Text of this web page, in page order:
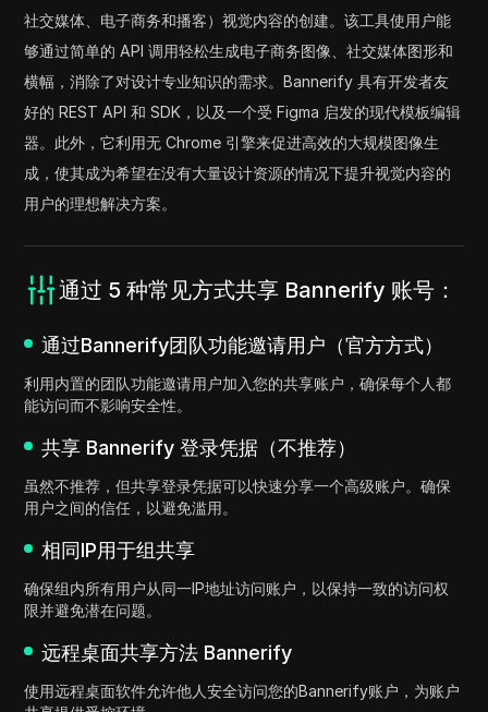
社交媒体、电子商务和播客）视觉内容的创建。该工具使用户能
够通过简单的 API 调用轻松生成电子商务图像、社交媒体图形和
横幅，消除了对设计专业知识的需求。Bannerify 具有开发者友
好的 REST API 和 SDK，以及一个受 Figma 启发的现代模板编辑
器。此外，它利用无 Chrome 引擎来促进高效的大规模图像生
成，使其成为希望在没有大量设计资源的情况下提升视觉内容的
用户的理想解决方案。
通过 5 种常见方式共享 Bannerify 账号：
通过Bannerify团队功能邀请用户（官方方式）
利用内置的团队功能邀请用户加入您的共享账户，确保每个人都
能访问而不影响安全性。
共享 Bannerify 登录凭据（不推荐）
虽然不推荐，但共享登录凭据可以快速分享一个高级账户。确保
用户之间的信任，以避免滥用。
相同IP用于组共享
确保组内所有用户从同一IP地址访问账户，以保持一致的访问权
限并避免潜在问题。
远程桌面共享方法 Bannerify
使用远程桌面软件允许他人安全访问您的Bannerify账户，为账户